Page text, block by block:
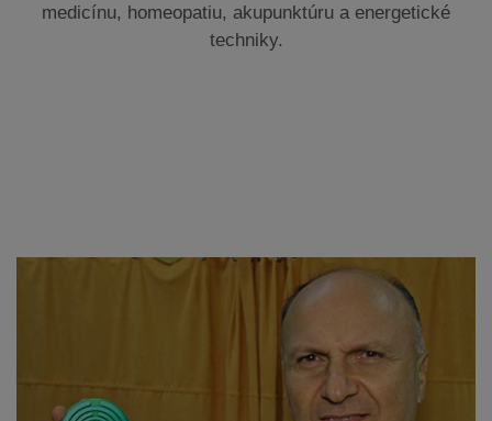
medicínu, homeopatiu, akupunktúru a energetické
techniky.